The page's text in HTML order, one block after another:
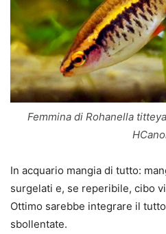
Femmina di Rohanella
In acquario mangia di tutto:
surgelati e, se reperibile, cibo
Ottimo sarebbe integrare il
sbollentate.